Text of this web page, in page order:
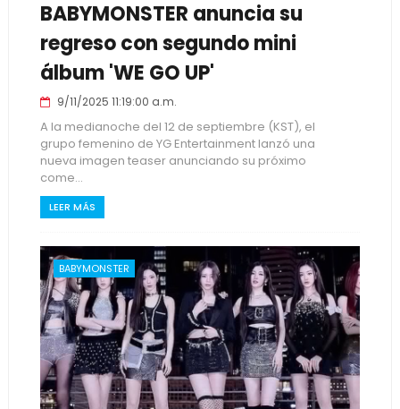
BABYMONSTER anuncia su
regreso con segundo mini
álbum 'WE GO UP'
9/11/2025 11:19:00 a.m.
A la medianoche del 12 de septiembre (KST), el
grupo femenino de YG Entertainment lanzó una
nueva imagen teaser anunciando su próximo
come...
LEER MÁS
BABYMONSTER